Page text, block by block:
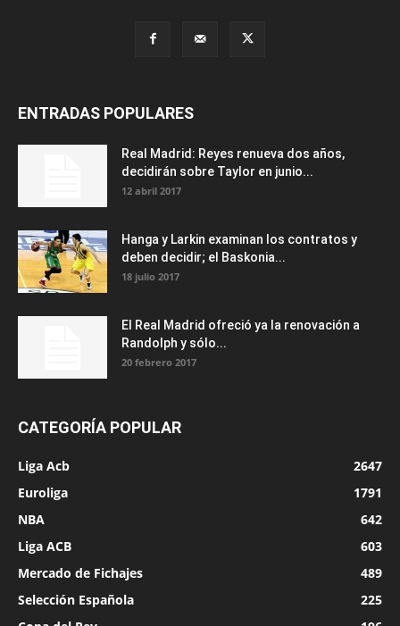
ENTRADAS POPULARES
Real Madrid: Reyes renueva dos años,
decidirán sobre Taylor en junio...
12 abril 2017
Hanga y Larkin examinan los contratos y
deben decidir; el Baskonia...
18 julio 2017
El Real Madrid ofreció ya la renovación a
Randolph y sólo...
20 febrero 2017
CATEGORÍA POPULAR
Liga Acb
2647
Euroliga
1791
NBA
642
Liga ACB
603
Mercado de Fichajes
489
Selección Española
225